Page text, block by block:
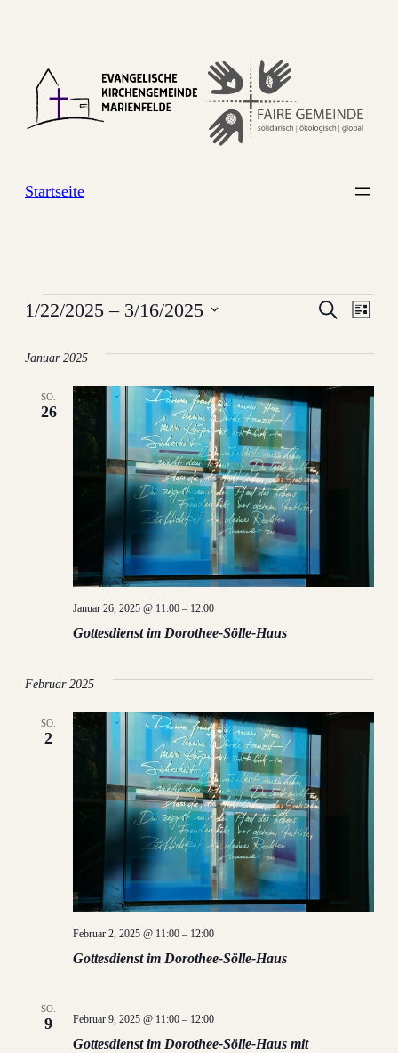
Startseite
Veranstaltungen
Suche
und
Suche
Liste
1/22/2025 – 3/16/2025
wählen.
Januar 2025
SO.
26
Gottesdienst im Dorothee-Sölle-Haus
Januar 26, 2025 @ 11:00– 12:00
Februar 2025
SO.
2
Gottesdienst im Dorothee-Sölle-Haus
Februar 2, 2025 @ 11:00– 12:00
SO.
9
Gottesdienst im Dorothee-Sölle-Haus mit
Februar 9, 2025 @ 11:00– 12:00